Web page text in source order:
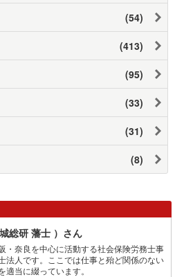
(54)
(413)
(95)
(33)
(31)
(8)
総研 藩士 ）さん
・奈良を中心に活動する社会保険労務士事
法人です。ここでは仕事と殆ど関係のない
適当に綴っています。